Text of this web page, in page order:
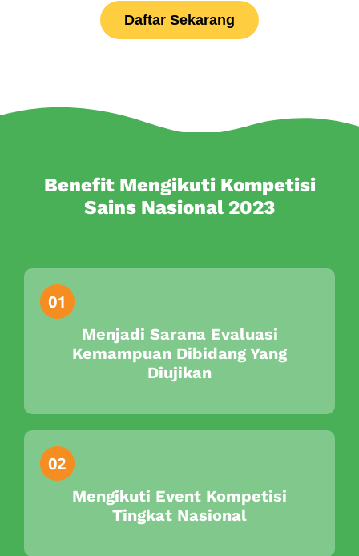
Daftar Sekarang
Benefit Mengikuti Kompetisi
Sains Nasional 2023
Menjadi Sarana Evaluasi
Kemampuan Dibidang Yang
Diujikan
Mengikuti Event Kompetisi
Tingkat Nasional